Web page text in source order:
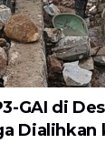
GAI di
Dialihkan